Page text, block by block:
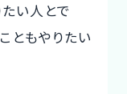
い人とで
ともやりたい